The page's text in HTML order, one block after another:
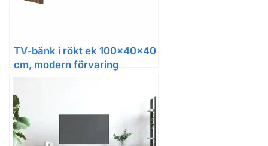
TV-bänk i rökt ek 100x40x40
cm, modern förvaring